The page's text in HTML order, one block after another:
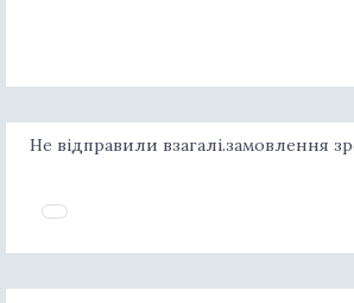
Не відправили взагалі.замовлення